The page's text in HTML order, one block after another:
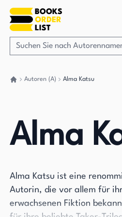
Autoren (A) Alma Katsu
Alma
Alma Katsu ist eine
Autorin, die vor allem für
erwachsenen Fiktion